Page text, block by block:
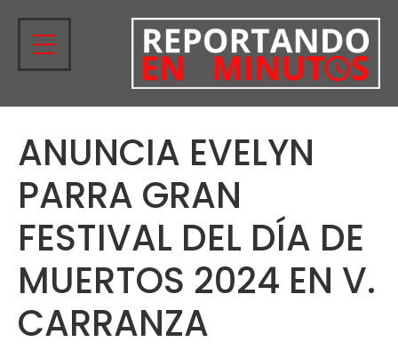
ANUNCIA EVELYN
PARRA GRAN
FESTIVAL DEL DÍA DE
MUERTOS 2024 EN V.
CARRANZA